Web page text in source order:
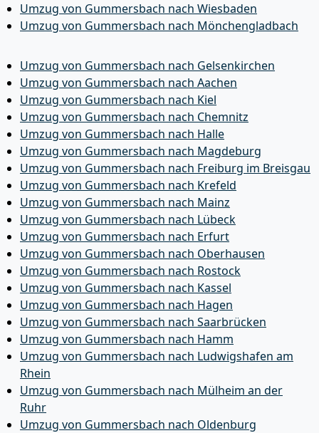
Umzug von Gummersbach nach Wiesbaden
Umzug von Gummersbach nach Mönchen­gladbach
Umzug von Gummersbach nach Gelsenkirchen
Umzug von Gummersbach nach Aachen
Umzug von Gummersbach nach Kiel
Umzug von Gummersbach nach Chemnitz
Umzug von Gummersbach nach Halle
Umzug von Gummersbach nach Magdeburg
Umzug von Gummersbach nach Freiburg im Breisgau
Umzug von Gummersbach nach Krefeld
Umzug von Gummersbach nach Mainz
Umzug von Gummersbach nach Lübeck
Umzug von Gummersbach nach Erfurt
Umzug von Gummersbach nach Oberhausen
Umzug von Gummersbach nach Rostock
Umzug von Gummersbach nach Kassel
Umzug von Gummersbach nach Hagen
Umzug von Gummersbach nach Saarbrücken
Umzug von Gummersbach nach Hamm
Umzug von Gummersbach nach Ludwigshafen am
Rhein
Umzug von Gummersbach nach Mülheim an der
Ruhr
Umzug von Gummersbach nach Oldenburg